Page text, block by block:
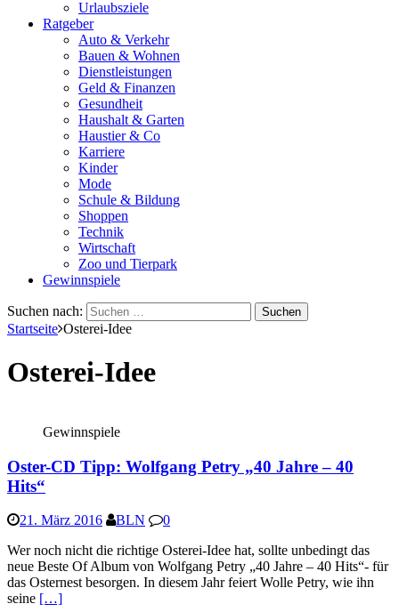
Urlaubsziele
Ratgeber
Auto & Verkehr
Bauen & Wohnen
Dienstleistungen
Geld & Finanzen
Gesundheit
Haushalt & Garten
Haustier & Co
Karriere
Kinder
Mode
Schule & Bildung
Shoppen
Technik
Wirtschaft
Zoo und Tierpark
Gewinnspiele
Suchen nach:
Startseite Osterei-Idee
Osterei-Idee
Gewinnspiele
Oster-CD Tipp: Wolfgang Petry „40 Jahre – 40
Hits“
21. März 2016 BLN
0
Wer noch nicht die richtige Osterei-Idee hat, sollte unbedingt das
neue Beste Of Album von Wolfgang Petry „40 Jahre – 40 Hits“- für
das Osternest besorgen. In diesem Jahr feiert Wolle Petry, wie ihn
seine […]